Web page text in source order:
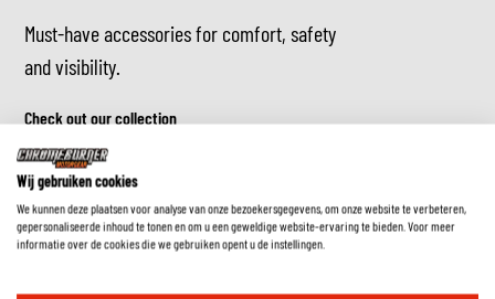
Must-have accessories for comfort, safety
and visibility.
Check out our collection
Wij gebruiken cookies
We kunnen deze plaatsen voor analyse van onze bezoekersgegevens, om onze website te verbeteren,
gepersonaliseerde inhoud te tonen en om u een geweldige website-ervaring te bieden. Voor meer
informatie over de cookies die we gebruiken opent u de instellingen.